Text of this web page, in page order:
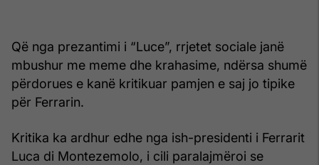
Që nga prezantimi i “Luce”, rrjetet sociale janë
mbushur me meme dhe krahasime, ndërsa shumë
përdorues e kanë kritikuar pamjen e saj jo tipike
për Ferrarin.
Kritika ka ardhur edhe nga ish-presidenti i Ferrarit
Luca di Montezemolo, i cili paralajmëroi se